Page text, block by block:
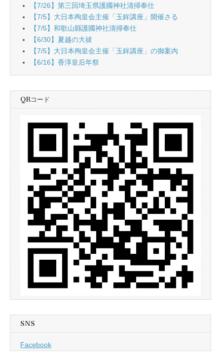
【7/26】第三回埼玉県護國神社清掃奉仕
【7/5】大日本殉皇会主催「玉鉾講座」開催さる
【7/5】和歌山縣護國神社清掃奉仕
【6/30】夏越の大祓
【7/5】大日本殉皇会主催「玉鉾講座」の御案內
【6/16】香淳皇后年祭
QRコード
SNS
Facebook